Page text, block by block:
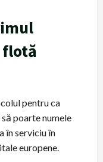
flotă
pentru ca
poarte numele
în serviciu în
europene.